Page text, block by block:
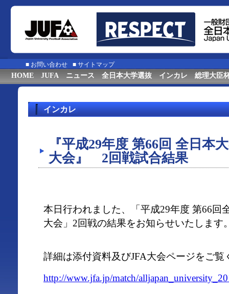
■ お問い合わせ ■ サイトマップ
HOME JUFA ニュース 全日本大学選抜 インカレ 総理大臣
インカレ
『平成29年度 第66回 全日本
大会』 2回戦試合結果
本日行われました、「平成29年度 第66回
大会」2回戦の結果をお知らせいたします
詳細は添付資料及びJFA大会ページをご覧
http://www.jfa.jp/match/